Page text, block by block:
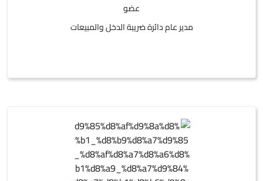
عضو
مدير عام دائرة ضريبة الدخل والمبيعات